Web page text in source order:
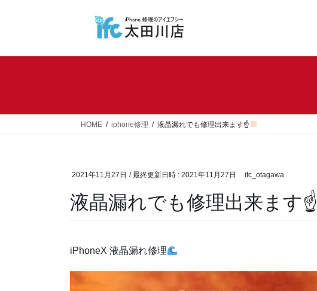
HOME iphone修理 液晶漏れでも修理出来ます☝
2021年11月27日 / 最終更新日時 : 2021年11月27日 ifc_otagawa
液晶漏れでも修理出来ます☝
iPhoneX 液晶漏れ修理